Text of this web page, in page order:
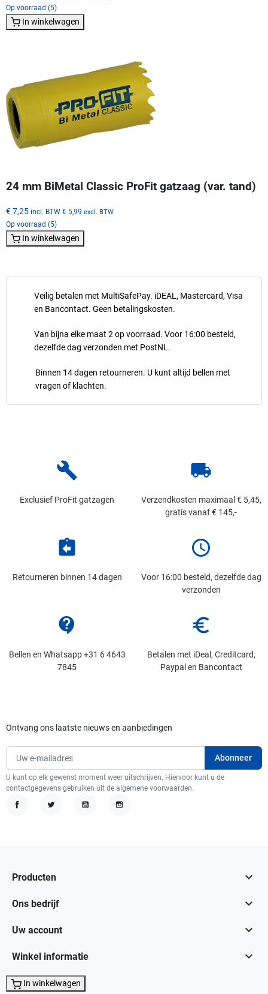
Veilig betalen met MultiSafePay. iDEAL, Mastercard, Visa
en Bancontact. Geen betalingskosten.
Van bijna elke maat 2 op voorraad. Voor 16:00 besteld,
dezelfde dag verzonden met PostNL.
Binnen 14 dagen retourneren. U kunt altijd bellen met
vragen of klachten.
Op voorraad (5)
In winkelwagen
24 mm BiMetal Classic ProFit gatzaag (var. tand)
€ 7,25 incl. BTW € 5,99 excl. BTW
Op voorraad (5)
In winkelwagen
build
Exclusief ProFit gatzagen
local_shipping
Verzendkosten maximaal € 5,45,
gratis vanaf € 145,-
assignment_return
Retourneren binnen 14 dagen
schedule
Voor 16:00 besteld, dezelfde dag
verzonden
contact_support
Bellen en Whatsapp +31 6 4643
7845
euro_symbol
Betalen met iDeal, Creditcard,
Paypal en Bancontact
Ontvang ons laatste nieuws en aanbiedingen
U kunt op elk gewenst moment weer uitschrijven. Hiervoor kunt u de
contactgegevens gebruiken uit de algemene voorwaarden.
Producten 
Ons bedrijf 
Uw account 
Winkel informatie 
In winkelwagen